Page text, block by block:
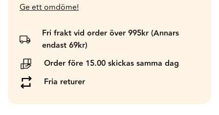
Ge ett omdöme!
Fri frakt vid order över 995kr (Annars
endast 69kr)
Order före 15.00 skickas samma dag
Fria returer